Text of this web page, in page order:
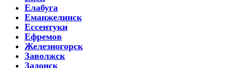
Елабуга
Еманжелинск
Ессентуки
Ефремов
Железногорск
Заволжск
Задонск